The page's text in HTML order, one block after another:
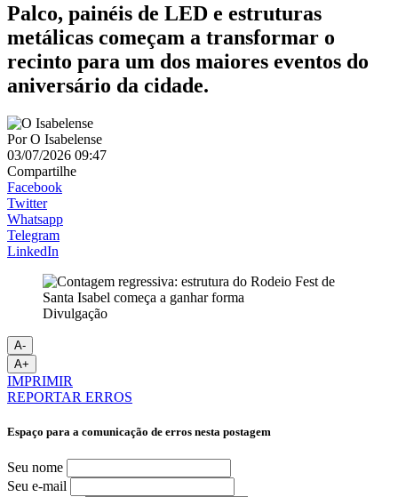
Palco, painéis de LED e estruturas
metálicas começam a transformar o
recinto para um dos maiores eventos do
aniversário da cidade.
PorO Isabelense
03/07/2026 09:47
Compartilhe
Facebook
Twitter
Whatsapp
Telegram
LinkedIn
Divulgação
A-
A+
IMPRIMIR
REPORTAR ERROS
Espaço para a comunicação de erros nesta postagem
Seu nome
Seu e-mail